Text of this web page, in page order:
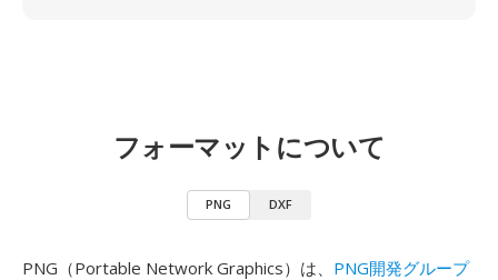
フォーマットについて
PNG DXF
PNG（Portable Network Graphics）は、 PNG開発グループ